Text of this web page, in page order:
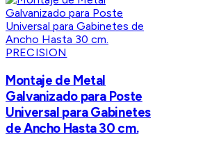
PRECISION
Montaje de Metal
Galvanizado para Poste
Universal para Gabinetes
de Ancho Hasta 30 cm.